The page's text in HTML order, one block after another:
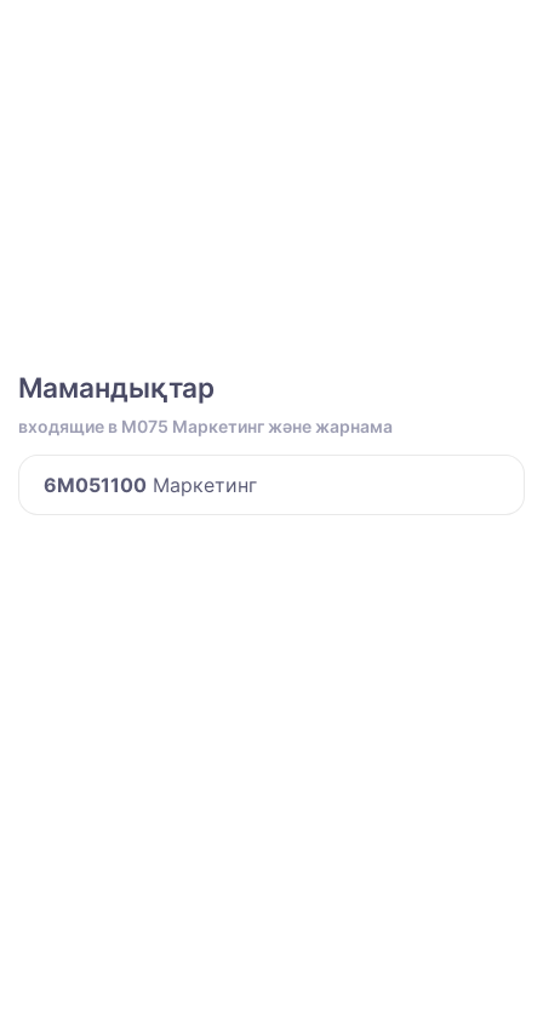
Мамандықтар
входящие в M075 Маркетинг және жарнама
6M051100 Маркетинг